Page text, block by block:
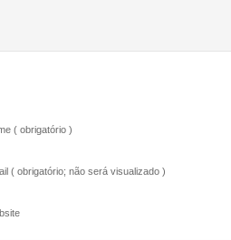
( obrigatório )
( obrigatório; não será visualizado )